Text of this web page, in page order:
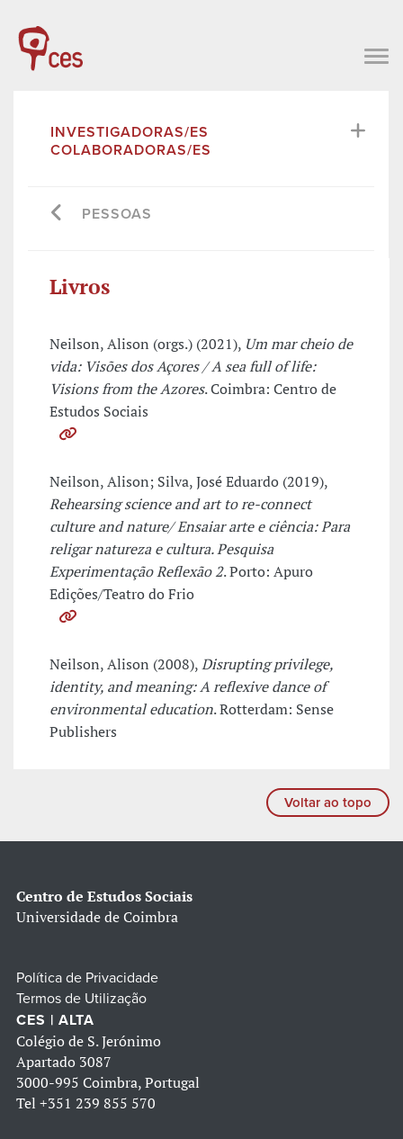
INVESTIGADORAS/ES
COLABORADORAS/ES
PESSOAS
Livros
Neilson, Alison (orgs.) (2021), Um mar cheio de
vida: Visões dos Açores / A sea full of life:
Visions from the Azores. Coimbra: Centro de
Estudos Sociais
Neilson, Alison; Silva, José Eduardo (2019),
Rehearsing science and art to re-connect
culture and nature/ Ensaiar arte e ciência: Para
religar natureza e cultura. Pesquisa
Experimentação Reflexão 2. Porto: Apuro
Edições/Teatro do Frio
Neilson, Alison (2008),Disrupting privilege,
identity, and meaning: A reflexive dance of
environmental education. Rotterdam: Sense
Publishers
Voltar ao topo
Centro de Estudos Sociais
Universidade de Coimbra
Política de Privacidade
Termos de Utilização
CES | ALTA
Colégio de S. Jerónimo
Apartado 3087
3000-995 Coimbra, Portugal
Tel +351 239 855 570